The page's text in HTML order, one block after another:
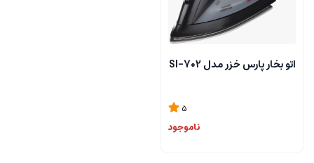
اتو بخار پارس خزر مدل SI-702
5
ناموجود